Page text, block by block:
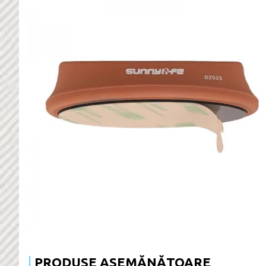
PRODUSE ASEMĂNĂTOARE